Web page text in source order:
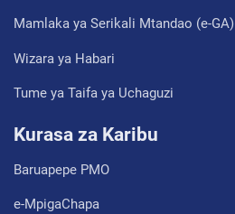
Mamlaka ya Serikali Mtandao (e-GA)
Wizara ya Habari
Tume ya Taifa ya Uchaguzi
Kurasa za Karibu
Baruapepe PMO
e-MpigaChapa